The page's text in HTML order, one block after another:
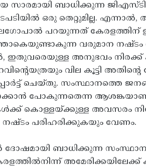
ബാധിക്കുന്ന
ഒരു തെറ്റുമില്ല.
പറയുന്നത്
വരുമാന നഷ്ടം
ഇതുവരെയുള്ള അനുഭവം നിരക്ക്
വില കൂട്ടി അതിന്റെ
ചെയ്‌തു. സംസ്ഥാനത്തെ
പോകുന്നതെന്ന
കൊള്ളയ്‌ക്കുള്ള അവസരം
നഷ്ടം പരിഹരിക്കുകയും വേണം.
ദോഷമായി ബാധിക്കുന്ന
അമേരിക്കയിലേക്ക്